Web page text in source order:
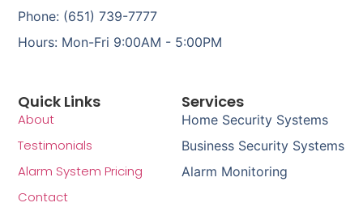
Services
Home Security Systems
Business Security Systems
Alarm Monitoring
Quick Links
About
Testimonials
Alarm System Pricing
Contact
Phone: (651) 739-7777
Hours: Mon-Fri 9:00AM - 5:00PM